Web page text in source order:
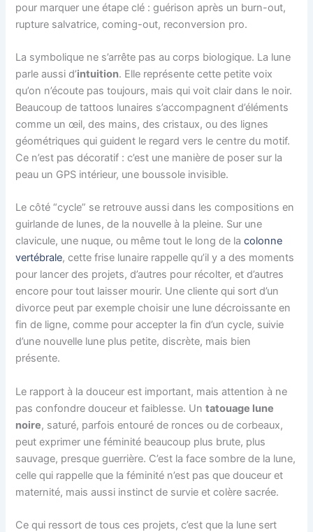
pour marquer une étape clé : guérison après un burn-out,
rupture salvatrice, coming-out, reconversion pro.
La symbolique ne s’arrête pas au corps biologique. La lune
parle aussi d’intuition. Elle représente cette petite voix
qu’on n’écoute pas toujours, mais qui voit clair dans le noir.
Beaucoup de tattoos lunaires s’accompagnent d’éléments
comme un œil, des mains, des cristaux, ou des lignes
géométriques qui guident le regard vers le centre du motif.
Ce n’est pas décoratif : c’est une manière de poser sur la
peau un GPS intérieur, une boussole invisible.
Le côté “cycle” se retrouve aussi dans les compositions en
guirlande de lunes, de la nouvelle à la pleine. Sur une
clavicule, une nuque, ou même tout le long de lacolonne
vertébrale, cette frise lunaire rappelle qu’il y a des moments
pour lancer des projets, d’autres pour récolter, et d’autres
encore pour tout laisser mourir. Une cliente qui sort d’un
divorce peut par exemple choisir une lune décroissante en
fin de ligne, comme pour accepter la fin d’un cycle, suivie
d’une nouvelle lune plus petite, discrète, mais bien
présente.
Le rapport à la douceur est important, mais attention à ne
pas confondre douceur et faiblesse. Untatouage lune
noire, saturé, parfois entouré de ronces ou de corbeaux,
peut exprimer une féminité beaucoup plus brute, plus
sauvage, presque guerrière. C’est la face sombre de la lune,
celle qui rappelle que la féminité n’est pas que douceur et
maternité, mais aussi instinct de survie et colère sacrée.
Ce qui ressort de tous ces projets, c’est que la lune sert